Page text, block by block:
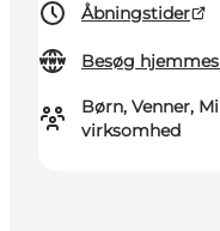
Åbningstider
Besøg
Børn, Venner,
virksomhed